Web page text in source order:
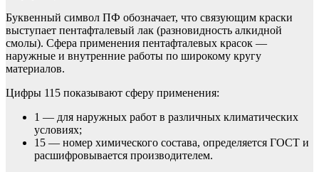
Буквенный символ ПФ обозначает, что связующим краски
выступает пентафталевый лак (разновидность алкидной
смолы). Сфера применения пентафталевых красок —
наружные и внутренние работы по широкому кругу
материалов.
Цифры 115 показывают сферу применения:
1 — для наружных работ в различных климатических
условиях;
15 — номер химического состава, определяется ГОСТ и
расшифровывается производителем.